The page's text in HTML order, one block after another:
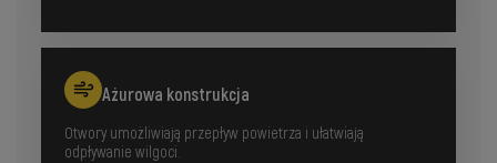
Ażurowa konstrukcja
Otwory umożliwiają przepływ powietrza i ułatwiają
odpływanie wilgoci.